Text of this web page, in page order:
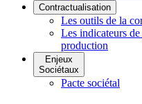
Contractualisation
Les outils de la
Les indicateurs
production
Enjeux
Sociétaux
Pacte sociétal